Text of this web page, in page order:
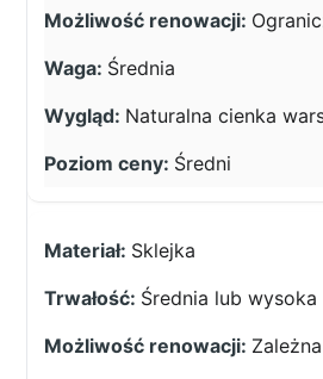
Średnia
Naturalna cienka
Średni
Sklejka
Średnia lub wysoka